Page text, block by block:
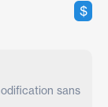
$
sans